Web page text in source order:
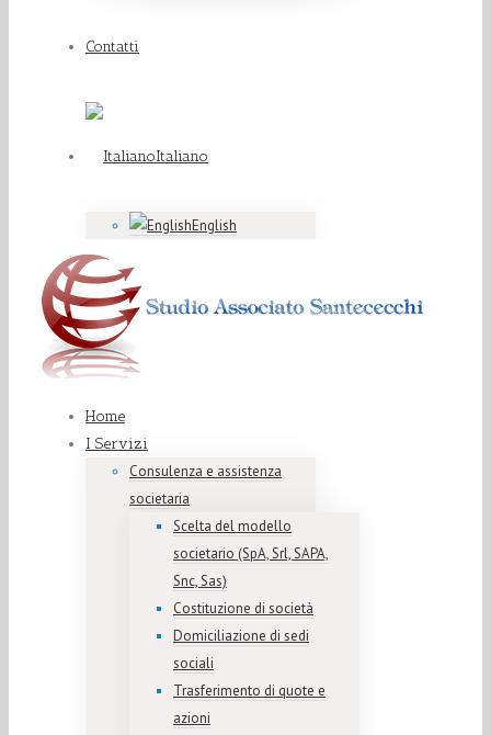
Contatti
Italiano
English
Home
I Servizi
Consulenza e assistenza
societaria
Scelta del modello
societario (SpA, Srl, SAPA,
Snc, Sas)
Costituzione di società
Domiciliazione di sedi
sociali
Trasferimento di quote e
azioni